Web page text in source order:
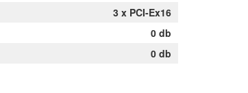
3 x PCI-Ex16
0 db
0 db